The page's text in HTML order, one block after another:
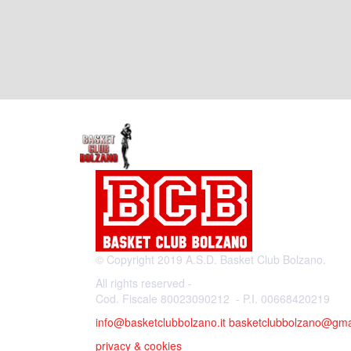
© Copyright 2019 A.S.D. Basket Club Bolzano.
All rights reserved -
Cod. Fiscale 80023090212 - P.I. 00668420219
info@basketclubbolzano.it
privacy & cookies